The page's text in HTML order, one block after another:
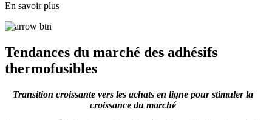
En savoir plus
Tendances du marché des adhésifs
thermofusibles
Transition croissante vers les achats en ligne pour stimuler la
croissance du marché